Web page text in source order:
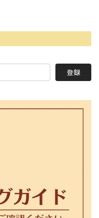
登録